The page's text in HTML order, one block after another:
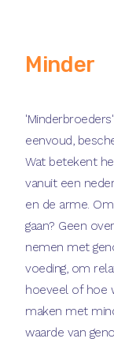
Minder
eenvoud,
Wat betekent
vanuit een
en de arme.
gaan? Geen
nemen met
voeding, om
hoeveel of hoe
maken met
waarde van